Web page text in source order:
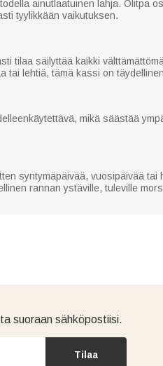
ainutlaatuinen lahja. Olitpa
tyylikkään vaikutuksen.
tilaa säilyttää kaikki
tai lehtiä, tämä kassi on
mikä säästää
syntymäpäivää, vuosipäivää tai
rannan ystäville, tuleville
suoraan sähköpostiisi.
Tilaa